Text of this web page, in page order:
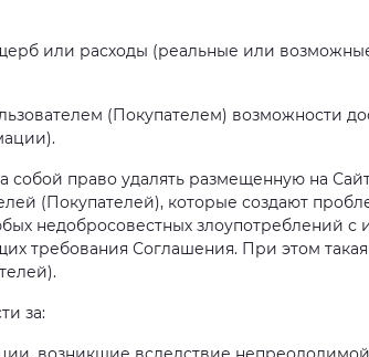
или расходы (реальные или
(Покупателем) возможности
собой право удалять размещенную на
(Покупателей), которые создают
недобросовестных злоупотреблений
требования Соглашения. При этом
за: